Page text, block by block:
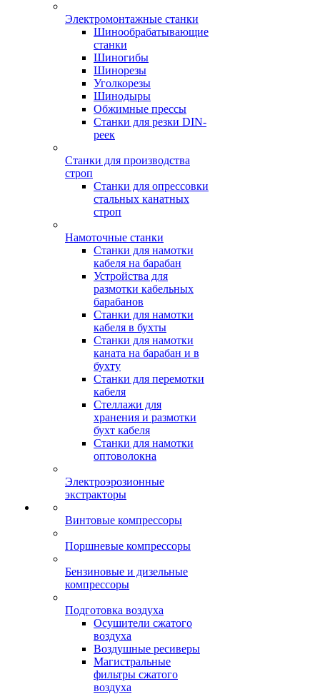
Электромонтажные станки
Шинообрабатывающие
станки
Шиногибы
Шинорезы
Уголкорезы
Шинодыры
Обжимные прессы
Станки для резки DIN-
реек
Станки для производства
строп
Станки для опрессовки
стальных канатных
строп
Намоточные станки
Станки для намотки
кабеля на барабан
Устройства для
размотки кабельных
барабанов
Станки для намотки
кабеля в бухты
Станки для намотки
каната на барабан и в
бухту
Станки для перемотки
кабеля
Стеллажи для
хранения и размотки
бухт кабеля
Станки для намотки
оптоволокна
Электроэрозионные
экстракторы
Винтовые компрессоры
Поршневые компрессоры
Бензиновые и дизельные
компрессоры
Подготовка воздуха
Осушители сжатого
воздуха
Воздушные ресиверы
Магистральные
фильтры сжатого
воздуха